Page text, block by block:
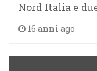
Nord Italia e
16 anni ago